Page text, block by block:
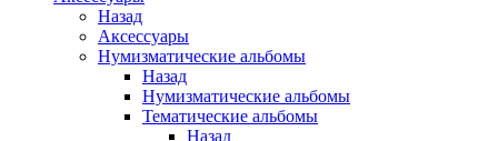
Назад
Аксессуары
Нумизматические альбомы
Назад
Нумизматические альбомы
Тематические альбомы
Назад